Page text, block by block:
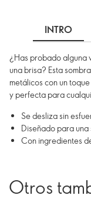
INTRO
¿Has probado alguna
una brisa? Esta
metálicos con un
y perfecta para
Se desliza sin
Diseñado para
Con ingredientes
Otros